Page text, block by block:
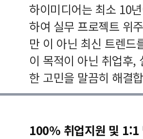
하이미디어는 최소 10
하여 실무 프로젝트 위
만 이 아닌 최신 트렌드
이 목적이 아닌 취업후,
한 고민을 말끔히 해결
100% 취업지원 및 1:1